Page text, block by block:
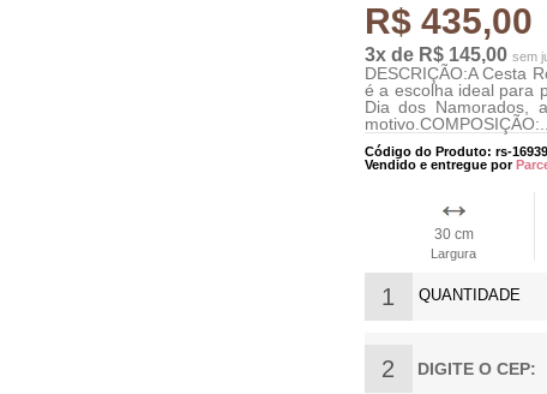
R$ 435,00
3x de R$ 145,00 sem
DESCRIÇÃO:A Cesta
é a escolha ideal para
Dia dos Namorados,
Código do Produto: rs-
Vendido e entregue por
30 cm
Largura
1 QUANTIDADE
2 DIGITE O CEP: